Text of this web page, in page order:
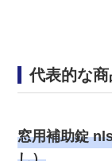
代表的な
窓用補助錠